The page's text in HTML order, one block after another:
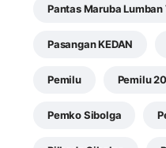
Pantas Maruba Lumban
Pasangan KEDAN
Pemilu Pemilu
Pemko Sibolga